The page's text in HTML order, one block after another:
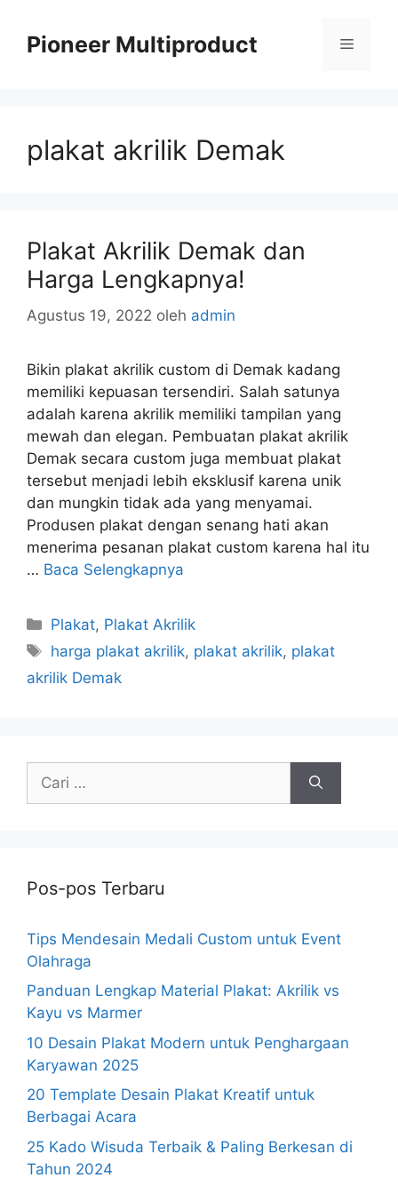
Pioneer Multiproduct Menu
plakat akrilik Demak
Plakat Akrilik Demak dan
Harga Lengkapnya!
Agustus 19, 2022 oleh admin
Bikin plakat akrilik custom di Demak kadang
memiliki kepuasan tersendiri. Salah satunya
adalah karena akrilik memiliki tampilan yang
mewah dan elegan. Pembuatan plakat akrilik
Demak secara custom juga membuat plakat
tersebut menjadi lebih eksklusif karena unik
dan mungkin tidak ada yang menyamai.
Produsen plakat dengan senang hati akan
menerima pesanan plakat custom karena hal itu
… Baca Selengkapnya
Kategori
Plakat, Plakat Akrilik
Tag
harga plakat akrilik, plakat akrilik, plakat
akrilik Demak
untuk:
Pos-pos Terbaru
Tips Mendesain Medali Custom untuk Event
Olahraga
Panduan Lengkap Material Plakat: Akrilik vs
Kayu vs Marmer
10 Desain Plakat Modern untuk Penghargaan
Karyawan 2025
20 Template Desain Plakat Kreatif untuk
Berbagai Acara
25 Kado Wisuda Terbaik & Paling Berkesan di
Tahun 2024